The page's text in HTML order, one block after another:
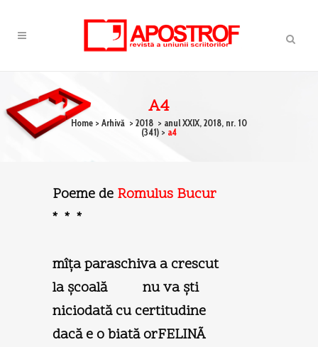
A4
Home > Arhivă > 2018 > anul XXIX, 2018, nr. 10
(341) > a4
Poeme de Romulus Bucur
* * *
mîța paraschiva a crescut
la şcoală nu va şti
niciodată cu certitudine
dacă e o biată orFELINÃ